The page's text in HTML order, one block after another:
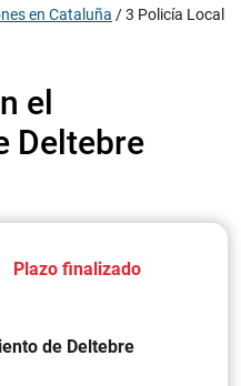
en Cataluña /3 Policía Local
el
Deltebre
Plazo finalizado
de Deltebre